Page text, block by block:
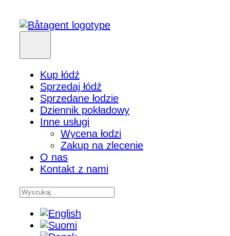
Kup łódź
Sprzedaj łódź
Sprzedane łodzie
Dziennik pokładowy
Inne usługi
Wycena łodzi
Zakup na zlecenie
O nas
Kontakt z nami